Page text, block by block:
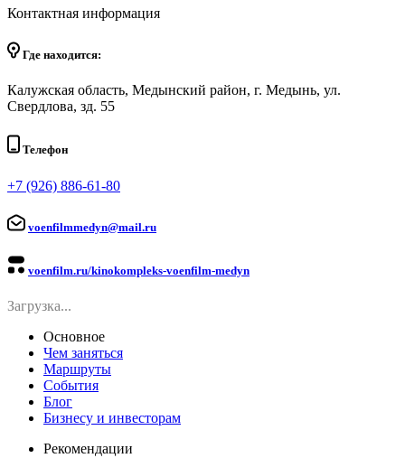
Контактная информация
Где находится:
Калужская область, Медынский район, г. Медынь, ул.
Свердлова, зд. 55
Телефон
+7 (926) 886-61-80
voenfilmmedyn@mail.ru
voenfilm.ru/kinokompleks-voenfilm-medyn
Загрузка...
Основное
Чем заняться
Маршруты
События
Блог
Бизнесу и инвесторам
Рекомендации